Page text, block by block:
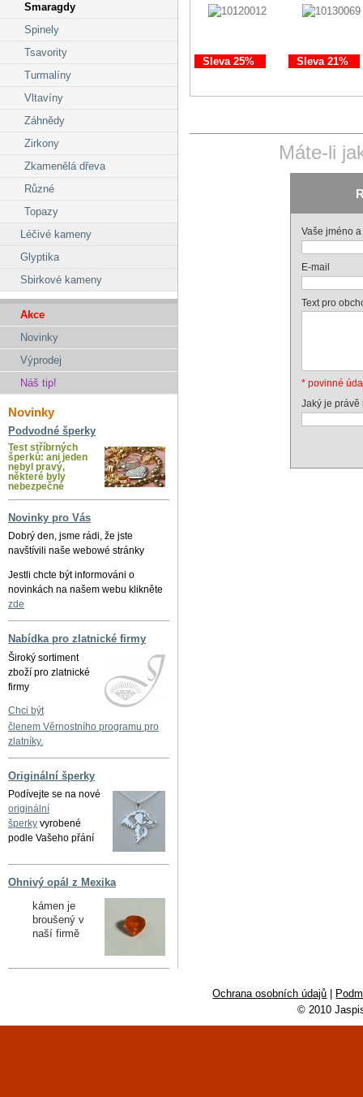
Smaragdy
Spinely
Tsavority
Turmalíny
Vltavíny
Záhnědy
Zirkony
Zkamenělá dřeva
Různé
Topazy
Léčivé kameny
Glyptika
Sbirkové kameny
Akce
Novinky
Výprodej
Náš tip!
Novinky
Podvodné šperky
Test stříbrných
šperků: ani jeden
nebyl pravý,
některé byly
nebezpečné
Novinky pro Vás
Dobrý den, jsme rádi, že jste
navštívili naše webowé stránky
Jestli chcte být informováni o
novinkách na našem webu klikněte
zde
Nabídka pro zlatnické firmy
Široký sortiment
zboží pro zlatnické
firmy
Chci být
členem Věrnostního programu pro
zlatníky.
Originální šperky
Podívejte se na nové
originální
šperky vyrobené
podle Vašeho přání
Ohnivý opál z Mexika
kámen je
broušený v
naší firmě
Sleva 25% Sleva 21%
Máte-li
Vaše jméno
E-mail
Text pro
* povinné
Jaký je právě
Ochrana osobních údajů
© 2010